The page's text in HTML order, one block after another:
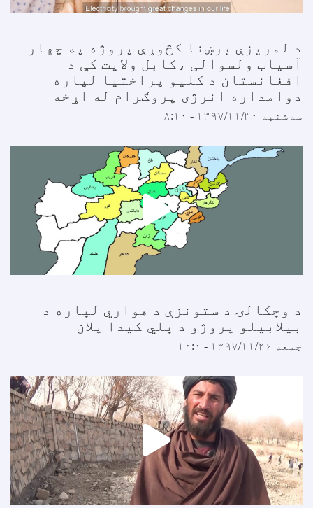
د لمریزې برښنا کڅوړې پروژه په چهار
آسیاب ولسوالی ،کابل ولایت کې د
افغانستان د کلیو پراختیا لپاره
دوامداره انرژی پروګرام له اړخه
سه‌شنبه ۱۳۹۷/۱۱/۳۰ - ۸:۱۰
د وچکالۍ د ستونزې د هواري لپاره د
بیلابیلو پروژو د پلي کیدا پلان
جمعه ۱۳۹۷/۱۱/۲۶ - ۱۰:۰